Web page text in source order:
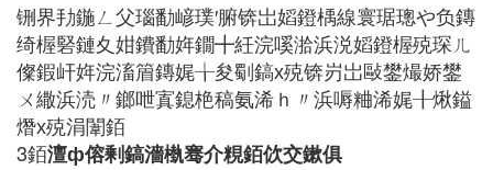
铏界劧鍦ㄥ父瑙勫嵃璞′腑锛岀嫍鐙楀線寰琚璁や负鏄
绮楃硻鏈夊姏鐨勫姩鐗╋紝浣嗘湁浜涚嫍鐙楃殑琛ㄦ
儏鍜屽姩浣滀篃鏄娓╁夋劅鎬х殑锛岃岀敺鐢熶娇鐢
ㄨ繖浜涜〃鎯呭寘鎴栬稿氨浠ｈ〃浜嗕粬浠娓╂煍鎰
熸х殑涓闈銆
3銆澶ф傛剰鎬濇槸骞介粯銆佽交鏉俱